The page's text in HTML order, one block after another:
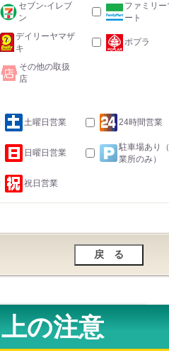
セブン-イレブ
ン
ファミリー
ート
デイリーヤマザ
キ
ポプラ
その他の取扱
店
土曜日営業 24時間営業
日曜日営業
駐車場あり
業所のみ）
祝日営業
の注意